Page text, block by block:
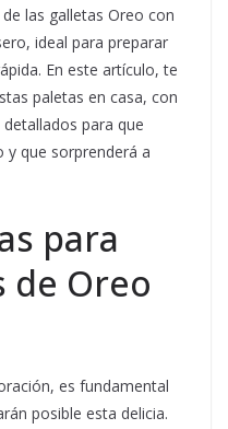
las galletas Oreo con
ideal para preparar
En este artículo, te
paletas en casa, con
para que
y que sorprenderá a
para
de Oreo
es fundamental
posible esta delicia.